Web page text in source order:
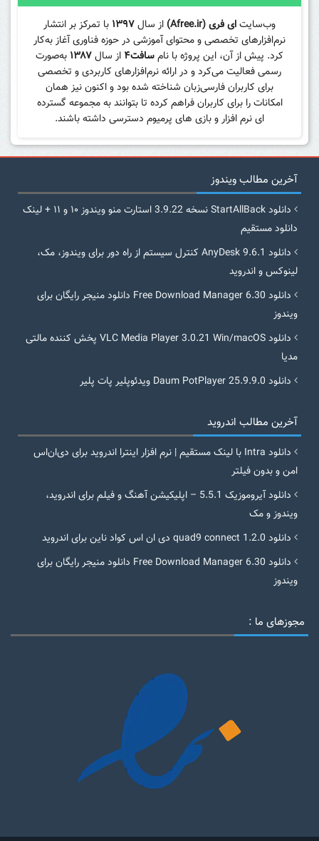
وب‌سایتای فری (Afree.ir) از سال۱۳۹۷ با تمرکز بر انتشار
نرم‌افزارهای تخصصی و محتوای آموزشی در حوزه فناوری آغاز به‌کار
کرد. پیش از آن، این پروژه با نامسافت۴ از سال۱۳۸۷ به‌صورت
رسمی فعالیت می‌کرد و در ارائه نرم‌افزارهای کاربردی و تخصصی
برای کاربران فارسی‌زبان شناخته شده بود و اکنون نیز همان
امکانات را برای کاربران فراهم کرده تا بتوانند به مجموعه گسترده
ای نرم افزار و بازی های پرمیوم دسترسی داشته باشند.
آخرین مطالب ویندوز
دانلود StartAllBack نسخه 3.9.22 استارت منو ویندوز ۱۰ و ۱۱ + لینک
دانلود مستقیم
دانلود AnyDesk 9.6.1 کنترل سیستم از راه دور برای ویندوز، مک،
لینوکس و اندروید
دانلود Free Download Manager 6.30 دانلود منیجر رایگان برای
ویندوز
دانلود VLC Media Player 3.0.21 Win/macOS پخش کننده مالتی
مدیا
دانلود Daum PotPlayer 25.9.9.0 ویدئوپلیر پات پلیر
آخرین مطالب اندروید
دانلود Intra با لینک مستقیم | نرم افزار اینترا اندروید برای دی‌ان‌اس
امن و بدون فیلتر
دانلود آیروموزیک 5.5.1 – اپلیکیشن آهنگ و فیلم برای اندروید،
ویندوز و مک
دانلود quad9 connect 1.2.0 دی ان اس کواد ناین برای اندروید
دانلود Free Download Manager 6.30 دانلود منیجر رایگان برای
ویندوز
مجوزهای ما :